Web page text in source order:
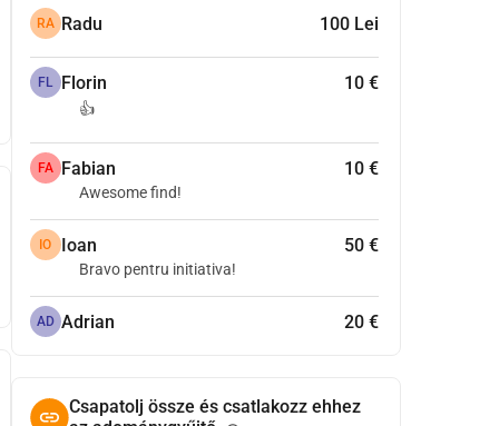
RA Radu 100 Lei
FL Florin 10 €
👍
FA Fabian 10 €
Awesome find!
IO Ioan 50 €
Bravo pentru initiativa!
AD Adrian 20 €
Csapatolj össze és csatlakozz ehhez